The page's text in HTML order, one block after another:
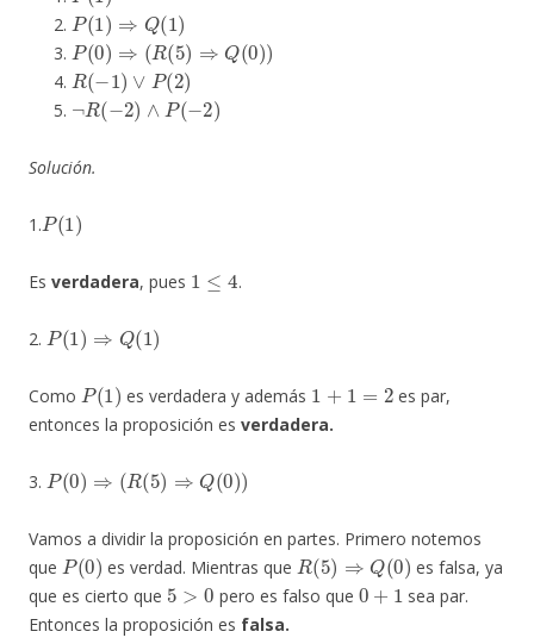
P(1)⇒ 1
P(0)⇒ R (5)⇒Q
R(−1 ∨ (2)
¬R( −2)∧ P( −2)
Solución.
1.
P( 1 )
Es verdadera, pues .
2.
P( 1 )⇒ 1
Como
P( 1 )
es verdadera y además
es par,
entonces la proposición es verdadera.
3.
P( 0)⇒ 5) ⇒Q
Vamos a dividir la proposición en partes. Primero notemos
que
P(0)
es verdad. Mientras que
R(5)⇒ Q(0)
es falsa, ya
que es cierto que
5> 0
pero es falso que
0+1
sea par.
Entonces la proposición es falsa.